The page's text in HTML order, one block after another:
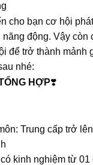
cho bạn cơ hội
năng động. Vậy còn
để trở thành mảnh
nhé:
HỢP❣️
Trung cấp trở
kinh nghiệm từ 01